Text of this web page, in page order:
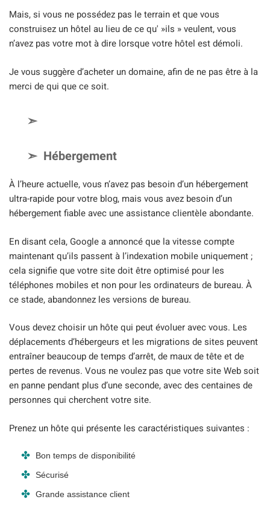
Mais, si vous ne possédez pas le terrain et que vous
construisez un hôtel au lieu de ce qu' »ils » veulent, vous
n’avez pas votre mot à dire lorsque votre hôtel est démoli.
Je vous suggère d’acheter un domaine, afin de ne pas être à la
merci de qui que ce soit.
Hébergement
À l’heure actuelle, vous n’avez pas besoin d’un hébergement
ultra-rapide pour votre blog, mais vous avez besoin d’un
hébergement fiable avec une assistance clientèle abondante.
En disant cela, Google a annoncé que la vitesse compte
maintenant qu’ils passent à l’indexation mobile uniquement ;
cela signifie que votre site doit être optimisé pour les
téléphones mobiles et non pour les ordinateurs de bureau. À
ce stade, abandonnez les versions de bureau.
Vous devez choisir un hôte qui peut évoluer avec vous. Les
déplacements d’hébergeurs et les migrations de sites peuvent
entraîner beaucoup de temps d’arrêt, de maux de tête et de
pertes de revenus. Vous ne voulez pas que votre site Web soit
en panne pendant plus d’une seconde, avec des centaines de
personnes qui cherchent votre site.
Prenez un hôte qui présente les caractéristiques suivantes :
Bon temps de disponibilité
Sécurisé
Grande assistance client